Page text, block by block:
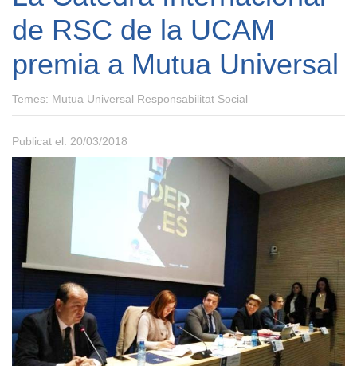
de RSC de la UCAM
premia a Mutua Universal
Temes: Mutua Universal Responsabilitat Social
Publicat el: 20/03/2018